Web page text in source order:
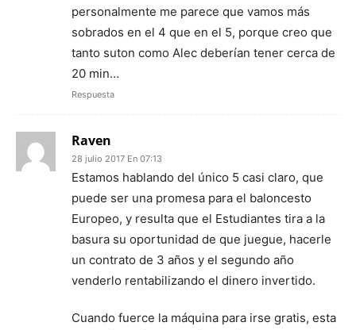
personalmente me parece que vamos más
sobrados en el 4 que en el 5, porque creo que
tanto suton como Alec deberían tener cerca de
20 min…
Respuesta
Raven
28 julio 2017 En 07:13
Estamos hablando del único 5 casi claro, que
puede ser una promesa para el baloncesto
Europeo, y resulta que el Estudiantes tira a la
basura su oportunidad de que juegue, hacerle
un contrato de 3 años y el segundo año
venderlo rentabilizando el dinero invertido.
Cuando fuerce la máquina para irse gratis, esta